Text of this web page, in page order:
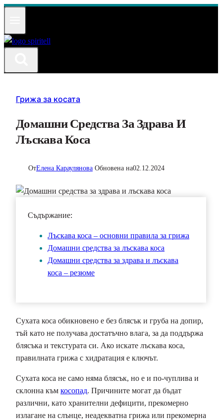
Към
Грижа за косата
Домашни Средства За Здрава И
Лъскава Коса
ОтЕлена Караулянова Обновена на02.12.2024
Съдържание:
Лъскава коса – основни правила за грижа
Домашни средства за лъскава коса
Домашни средства за здрава и лъскава
коса – резюме
Сухата коса обикновено е без блясък и груба на допир,
тъй като не получава достатъчно влага, за да поддържа
блясъка и текстурата си. Ако искате лъскава коса,
правилната грижа с хидратация е ключът.
Сухата коса не само няма блясък, но е и по-чуплива и
склонна към косопад. Причините могат да бъдат
различни, като хранителни дефицити, прекомерно
излагане на слънце, неадекватна грижа или прекомерна